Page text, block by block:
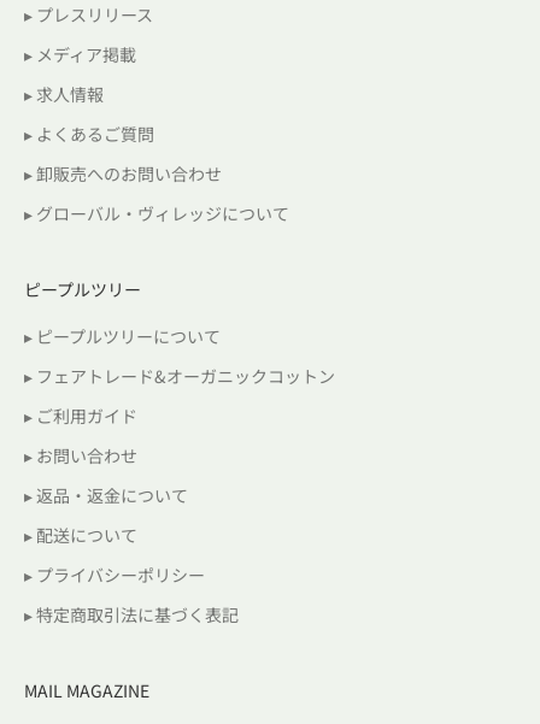
▸ プレスリリース
▸ メディア掲載
▸ 求人情報
▸ よくあるご質問
▸ 卸販売へのお問い合わせ
▸ グローバル・ヴィレッジについて
ピープルツリー
▸ ピープルツリーについて
▸ フェアトレード&オーガニックコットン
▸ ご利用ガイド
▸ お問い合わせ
▸ 返品・返金について
▸ 配送について
▸ プライバシーポリシー
▸ 特定商取引法に基づく表記
MAIL MAGAZINE